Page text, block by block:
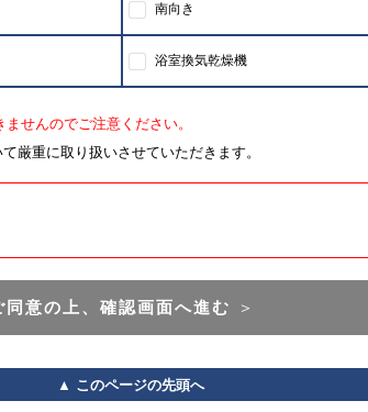
南向き
浴室換気乾燥機
せんのでご注意ください。
厳重に取り扱いさせていただきます。
同意の上、確認画面へ進む ＞
▲ このページの先頭へ